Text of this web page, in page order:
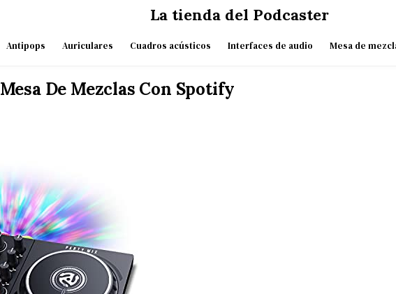
La tienda del Podcaster
Antipops Auriculares Cuadros acústicos Interfaces de audio Mesa de
Mesa De Mezclas Con Spotify